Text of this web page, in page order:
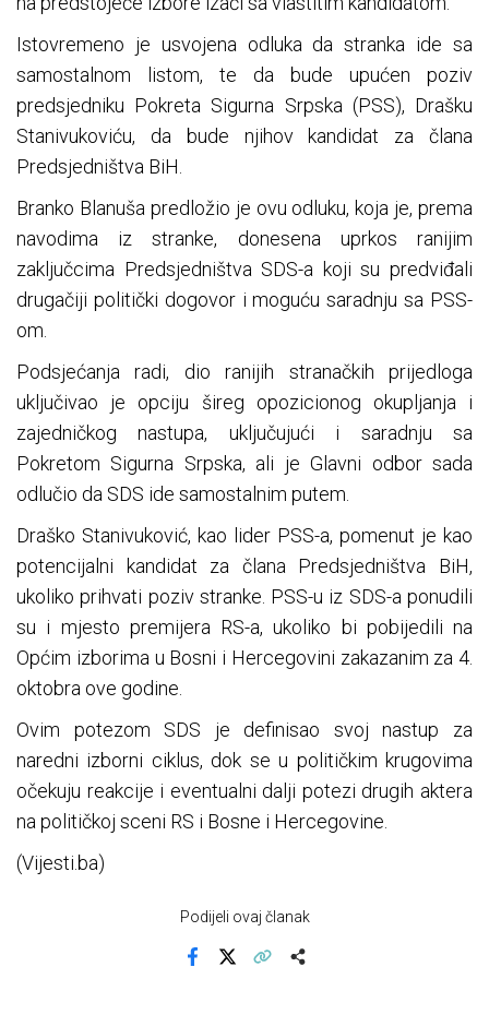
Istovremeno je usvojena odluka da stranka ide sa
samostalnom listom, te da bude upućen poziv
predsjedniku Pokreta Sigurna Srpska (PSS), Drašku
Stanivukoviću, da bude njihov kandidat za člana
Predsjedništva BiH.
Branko Blanuša predložio je ovu odluku, koja je, prema
navodima iz stranke, donesena uprkos ranijim
zaključcima Predsjedništva SDS-a koji su predviđali
drugačiji politički dogovor i moguću saradnju sa PSS-
om.
Podsjećanja radi, dio ranijih stranačkih prijedloga
uključivao je opciju šireg opozicionog okupljanja i
zajedničkog nastupa, uključujući i saradnju sa
Pokretom Sigurna Srpska, ali je Glavni odbor sada
odlučio da SDS ide samostalnim putem.
Draško Stanivuković, kao lider PSS-a, pomenut je kao
potencijalni kandidat za člana Predsjedništva BiH,
ukoliko prihvati poziv stranke. PSS-u iz SDS-a ponudili
su i mjesto premijera RS-a, ukoliko bi pobijedili na
Općim izborima u Bosni i Hercegovini zakazanim za 4.
oktobra ove godine.
Ovim potezom SDS je definisao svoj nastup za
naredni izborni ciklus, dok se u političkim krugovima
očekuju reakcije i eventualni dalji potezi drugih aktera
na političkoj sceni RS i Bosne i Hercegovine.
(Vijesti.ba)
Podijeli ovaj članak